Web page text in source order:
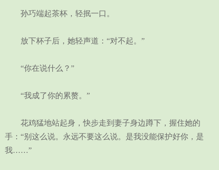
孙巧端起茶杯，轻抿一口。
放下杯子后，她轻声道：“对不起。”
“你在说什么？”
“我成了你的累赘。”
花鸡猛地站起身，快步走到妻子身边蹲下，握住她的
手：“别这么说。永远不要这么说。是我没能保护好你，是
我……”